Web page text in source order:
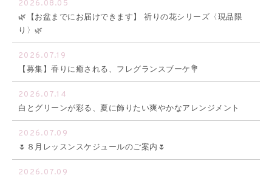
2026.08.05
🌿【お盆までにお届けできます】 祈りの花シリーズ〈現品限
り〉🌿
2026.07.19
【募集】香りに癒される、フレグランスブーケ💐
2026.07.14
白とグリーンが彩る、夏に飾りたい爽やかなアレンジメント
2026.07.09
🌷８月レッスンスケジュールのご案内🌷
2026.07.09